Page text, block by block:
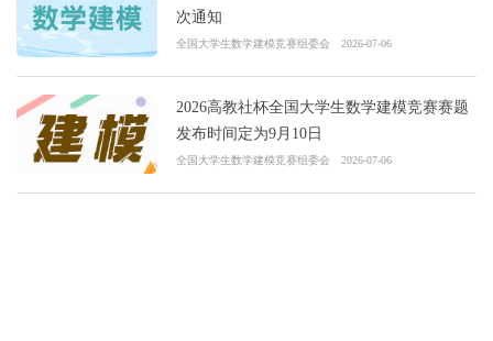
次通知
全国大学生数学建模竞赛组委会 2026-07-06
2026高教社杯全国大学生数学建模竞赛赛题
发布时间定为9月10日
全国大学生数学建模竞赛组委会 2026-07-06